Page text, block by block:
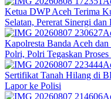
Ketua DWP Aceh Terima
Selatan, Pererat Sinergi dan
Kapolresta Banda Aceh
Polri, Polri Tegaskan
Sertifikat Tanah Hilang di
Lapor ke Polisi